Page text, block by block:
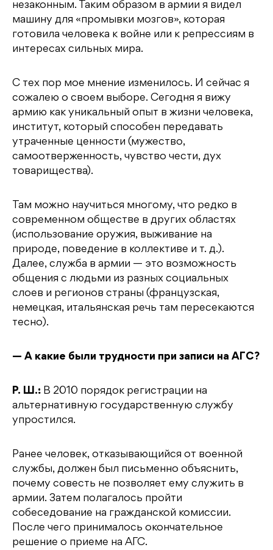
незаконным. Таким образом в армии я видел
машину для «промывки мозгов», которая
готовила человека к войне или к репрессиям в
интересах сильных мира.
С тех пор мое мнение изменилось. И сейчас я
сожалею о своем выборе. Сегодня я вижу
армию как уникальный опыт в жизни человека,
институт, который способен передавать
утраченные ценности (мужество,
самоотверженность, чувство чести, дух
товарищества).
Там можно научиться многому, что редко в
современном обществе в других областях
(использование оружия, выживание на
природе, поведение в коллективе и т. д.).
Далее, служба в армии — это возможность
общения с людьми из разных социальных
слоев и регионов страны (французская,
немецкая, итальянская речь там пересекаются
тесно).
— А какие были трудности при записи на АГС?
Р. Ш.: В 2010 порядок регистрации на
альтернативную государственную службу
упростился.
Ранее человек, отказывающийся от военной
службы, должен был письменно объяснить,
почему совесть не позволяет ему служить в
армии. Затем полагалось пройти
собеседование на гражданской комиссии.
После чего принималось окончательное
решение о приеме на АГС.